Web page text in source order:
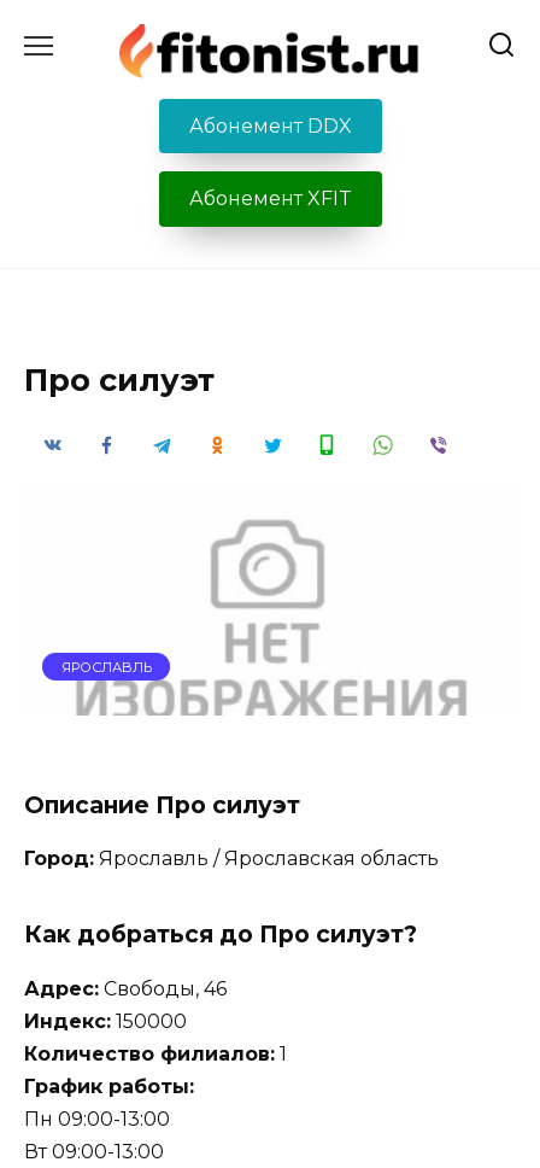
содержанию
Абонемент DDX
Абонемент XFIT
Про силуэт
ЯРОСЛАВЛЬ
Описание Про силуэт
Город: Ярославль / Ярославская область
Как добраться до Про силуэт?
Адрес: Свободы, 46
Индекс: 150000
Количество филиалов: 1
График работы:
Пн 09:00-13:00
Вт 09:00-13:00